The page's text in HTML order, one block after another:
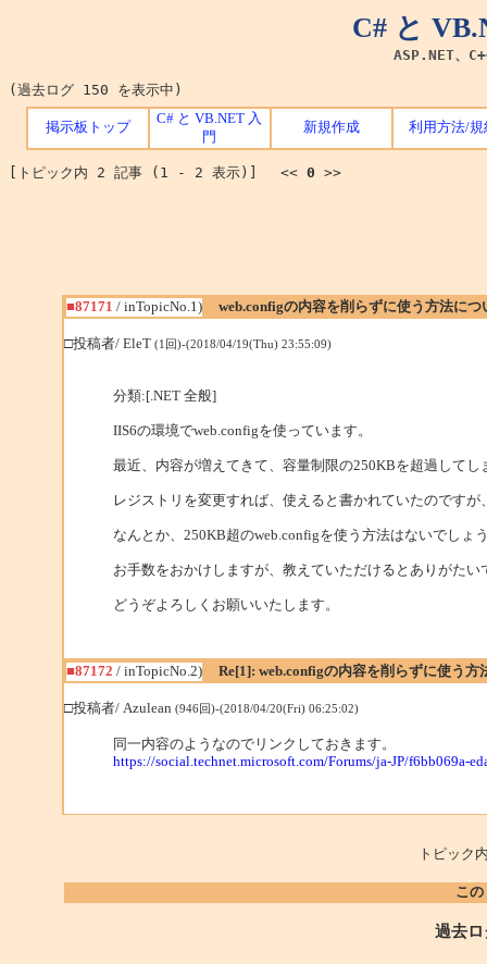
C# と
ASP.NET、
(過去ログ 150 を表示中)
掲示板トップ
C# と VB.NET 入
門
新規作成 利用方法/規
[トピック内 2 記事 (1 - 2 表示)] << 0 >>
■87171 / inTopicNo.1) web.configの内容を削らずに使う方法につ
□投稿者/ EleT (1回)-(2018/04/19(Thu) 23:55:09)
分類:[.NET 全般]
IIS6の環境でweb.configを使っています。
最近、内容が増えてきて、容量制限の250KBを超過してし
レジストリを変更すれば、使えると書かれていたのです
なんとか、250KB超のweb.configを使う方法はないでしょ
お手数をおかけしますが、教えていただけるとありがたい
どうぞよろしくお願いいたします。
■87172 / inTopicNo.2) Re[1]: web.configの内容を削らずに使う方
□投稿者/ Azulean (946回)-(2018/04/20(Fri) 06:25:02)
同一内容のようなのでリンクしておきます。
https://social.technet.microsoft.com/Forums/ja-JP/f6bb069a-
トピッ
こ
過去